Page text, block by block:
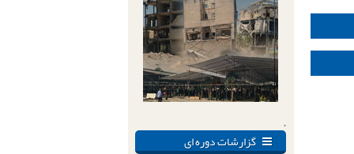
.
گزارشات دوره ای